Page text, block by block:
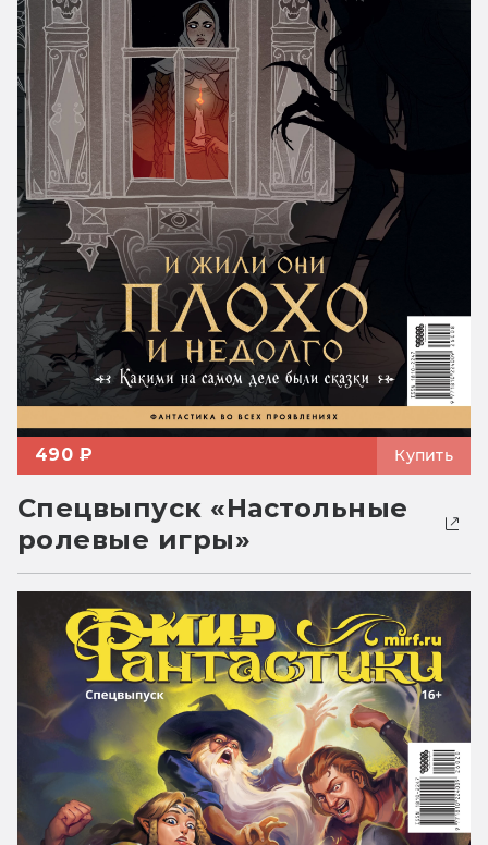
490 ₽ Купить
Спецвыпуск «Настольные
ролевые игры»